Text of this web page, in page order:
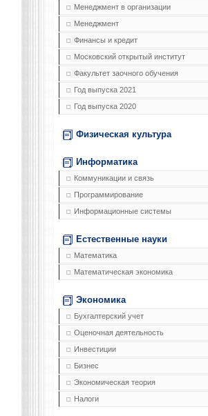
Менеджмент в организации
Менеджмент
Финансы и кредит
Московский открытый институт
Факультет заочного обучения
Год выпуска 2021
Год выпуска 2020
Физическая культура
Информатика
Коммуникации и связь
Программирование
Информационные системы
Естественные науки
Математика
Математическая экономика
Экономика
Бухгалтерский учет
Оценочная деятельность
Инвестиции
Бизнес
Экономическая теория
Налоги